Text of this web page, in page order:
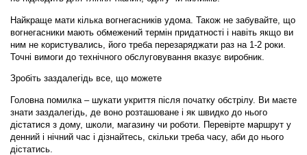
Найкраще мати кілька вогнегасників удома. Також не забувайте, що
вогнегасники мають обмежений термін придатності і навіть якщо ви
ним не користувались, його треба перезаряджати раз на 1-2 роки.
Точні вимоги до технічного обслуговування вказує виробник.
Зробіть заздалегідь все, що можете
Головна помилка – шукати укриття після початку обстрілу. Ви маєте
знати заздалегідь, де воно розташоване і як швидко до нього
дістатися з дому, школи, магазину чи роботи. Перевірте маршрут у
денний і нічний час і дізнайтесь, скільки треба часу, аби до нього
дістатись.